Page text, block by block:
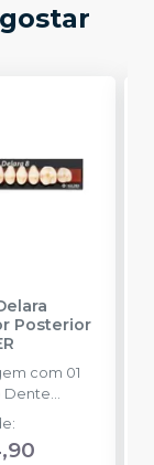
Posterior
com 01
Dente
: